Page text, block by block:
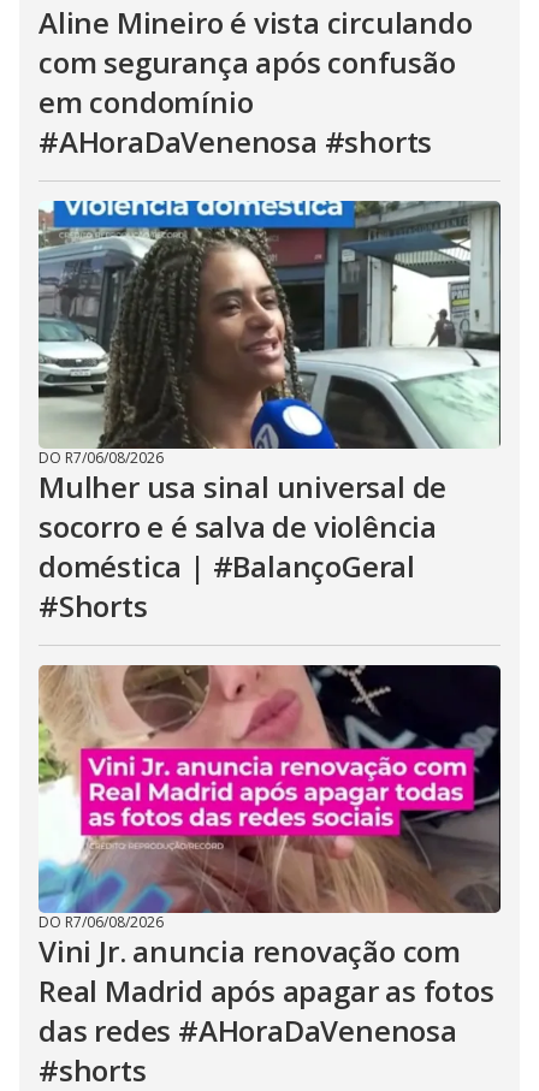
Aline Mineiro é vista circulando
com segurança após confusão
em condomínio
#AHoraDaVenenosa #shorts
DO R7/06/08/2026
Mulher usa sinal universal de
socorro e é salva de violência
doméstica | #BalançoGeral
#Shorts
DO R7/06/08/2026
Vini Jr. anuncia renovação com
Real Madrid após apagar as fotos
das redes #AHoraDaVenenosa
#shorts